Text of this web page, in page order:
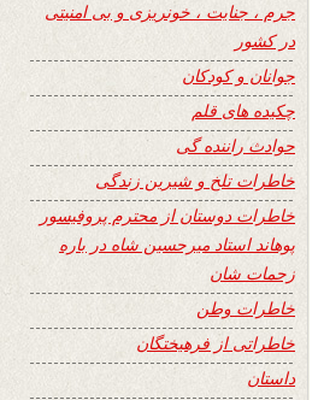
جرم ، جنایت ، خونریزی و بی امنیتی
در کشور
جوانان و کودکان
چکیده های قلم
حوادث راننده گی
خاطرات تلخ و شیرین زندگی
خاطرات دوستان از محترم پروفیسور
پوهاند استاد میرحسین شاه در باره
زحمات شان
خاطرات وطن
خاطراتی از فرهیختگان
داستان